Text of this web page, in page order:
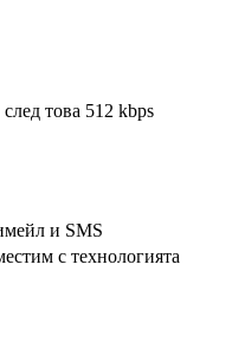
това 512 kbps
и SMS
с технологията